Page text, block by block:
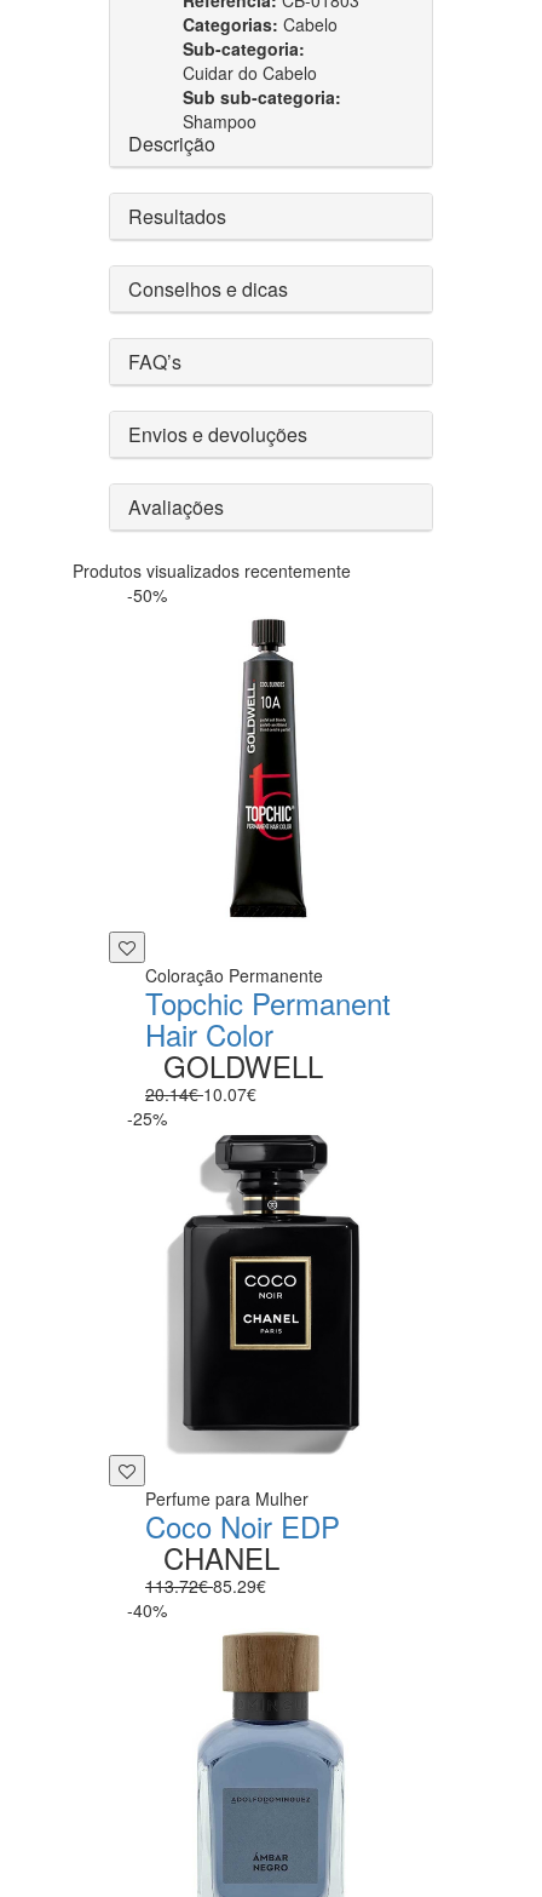
Categorias: Cabelo
Sub-categoria:
Cuidar do Cabelo
Sub sub-categoria:
Shampoo
Descrição
Resultados
Conselhos e dicas
FAQ’s
Envios e devoluções
Avaliações
Produtos visualizados recentemente
-50%
Coloração Permanente
Topchic Permanent
Hair Color
GOLDWELL
20.14€10.07€
-25%
Perfume para Mulher
Coco Noir EDP
CHANEL
113.72€85.29€
-40%